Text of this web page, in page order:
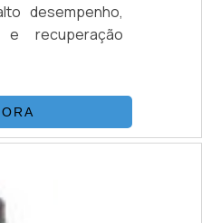
desempenho,
recuperação